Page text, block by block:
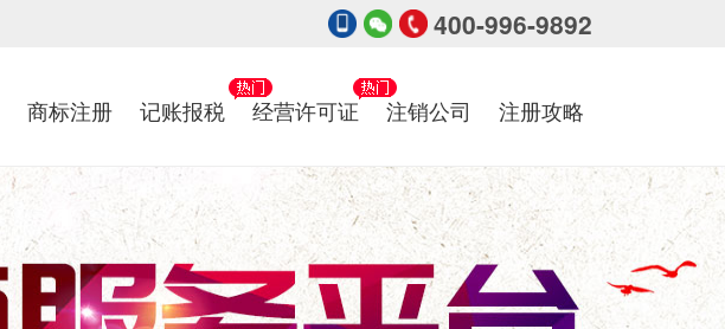
400-996-9892
商标注册 记账报税 经营许可证 注销公司 注册攻略